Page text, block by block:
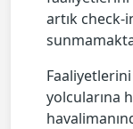
artık check-
yolcularına